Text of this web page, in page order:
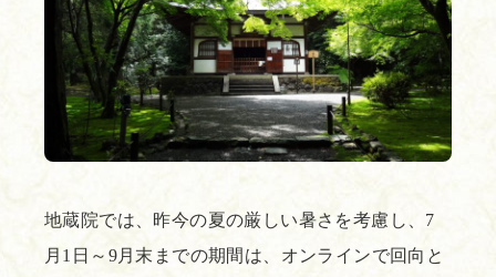
地蔵院では、昨今の夏の厳しい暑さを考慮し、7
月1日～9月末までの期間は、オンラインで回向と